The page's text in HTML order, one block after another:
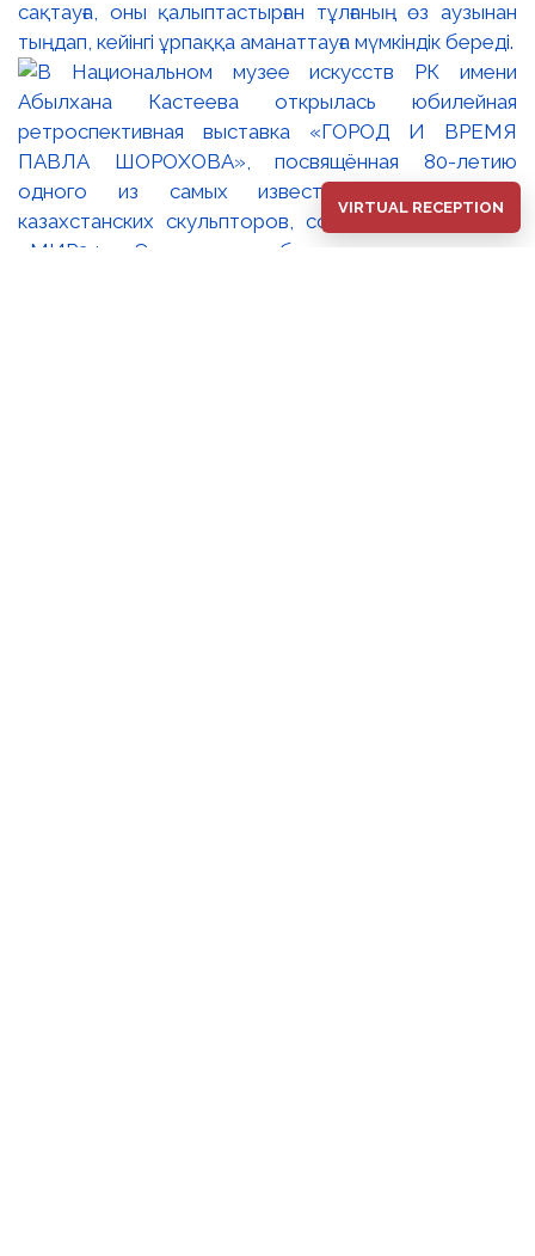
сақтауға, оны қалыптастырған тұлғаның өз аузынан
тыңдап, кейінгі ұрпаққа аманаттауға мүмкіндік береді.
VIRTUAL RECEPTION